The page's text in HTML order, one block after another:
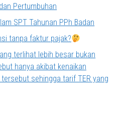
Pertumbuhan
SPT Tahunan PPh Badan
tanpa faktur pajak?
terlihat lebih besar bukan
hanya akibat kenaikan
sehingga tarif TER yang